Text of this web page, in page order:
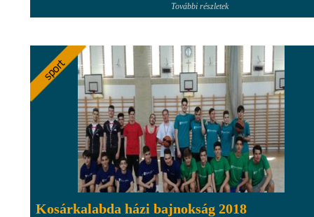
További részletek
Kosárkalabda házi bajnokság 2018